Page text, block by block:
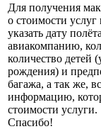
Для получения
о стоимости
указать дату
авиакомпанию,
количество детей
рождения) и
багажа, а так же,
информацию,
стоимости услуги.
Спасибо!